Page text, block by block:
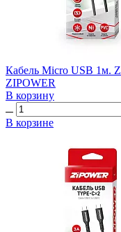
Кабель Micro USB 1м.
ZIPOWER
В корзину
В корзине